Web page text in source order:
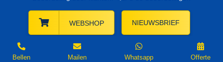
WEBSHOP NIEUWSBRIEF
Bellen Mailen Whatsapp Offerte